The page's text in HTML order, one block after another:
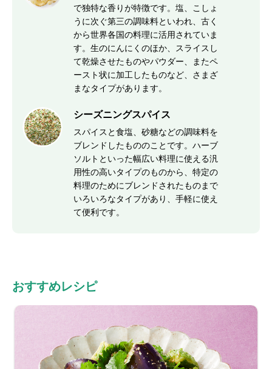
で独特な香りが特徴です。塩、こしょ
うに次ぐ第三の調味料といわれ、古く
から世界各国の料理に活用されていま
す。生のにんにくのほか、スライスし
て乾燥させたものやパウダー、またペ
ースト状に加工したものなど、さまざ
まなタイプがあります。
シーズニングスパイス
スパイスと食塩、砂糖などの調味料を
ブレンドしたもののことです。ハーブ
ソルトといった幅広い料理に使える汎
用性の高いタイプのものから、特定の
料理のためにブレンドされたものまで
いろいろなタイプがあり、手軽に使え
て便利です。
おすすめレシピ